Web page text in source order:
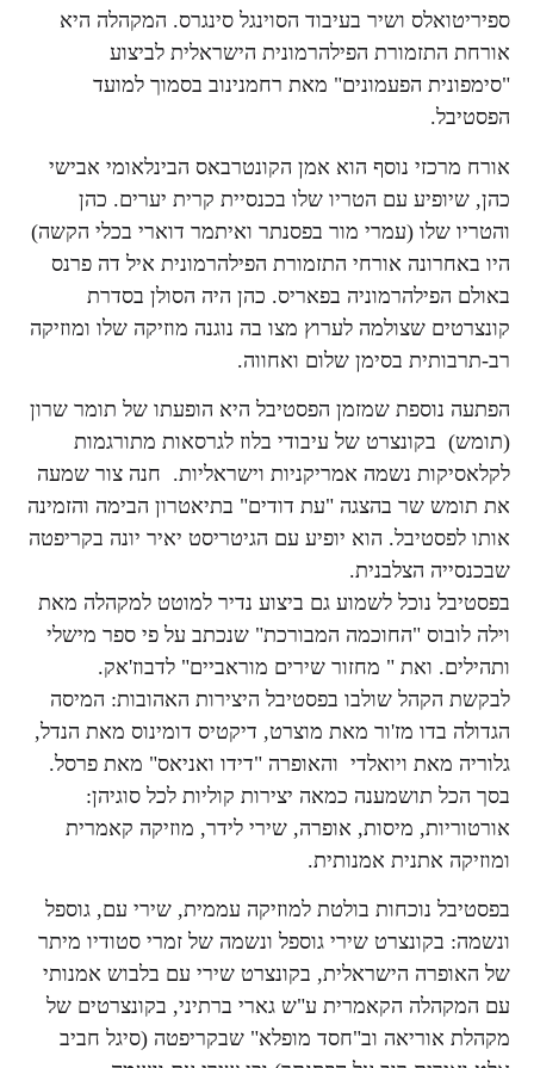
ספיריטואלס ושיר בעיבוד הסוינגל סינגרס. המקהלה היא
אורחת התזמורת הפילהרמונית הישראלית לביצוע
"סימפונית הפעמונים" מאת רחמנינוב בסמוך למועד
הפסטיבל.
אורח מרכזי נוסף הוא אמן הקונטרבאס הבינלאומי אבישי
כהן, שיופיע עם הטריו שלו בכנסיית קרית יערים. כהן
והטריו שלו (עמרי מור בפסנתר ואיתמר דוארי בכלי הקשה)
היו באחרונה אורחי התזמורת הפילהרמונית איל דה פרנס
באולם הפילהרמוניה בפאריס. כהן היה הסולן בסדרת
קונצרטים שצולמה לערוץ מצו בה נוגנה מוזיקה שלו ומוזיקה
רב-תרבותית בסימן שלום ואחווה.
הפתעה נוספת שמזמן הפסטיבל היא הופעתו של תומר שרון
(תומש) בקונצרט שלעיבודי בלוז לגרסאות מתורגמות
לקלאסיקות נשמה אמריקניות וישראליות. חנה צור שמעה
את תומש שר בהצגה "עת דודים" בתיאטרון הבימה והזמינה
אותו לפסטיבל. הוא יופיע עם הגיטריסט יאיר יונה בקריפטה
שבכנסייה הצלבנית.
בפסטיבל נוכל לשמוע גם ביצוע נדיר למוטט למקהלה מאת
וילה לובוס "החוכמה המבורכת" שנכתב על פי ספר מישלי
ותהילים. ואת " מחזור שירים מוראביים" לדבוז'אק.
לבקשת הקהל שולבו בפסטיבל היצירות האהובות: המיסה
הגדולה בדו מז'ור מאת מוצרט, דיקטיס דומינוס מאת הנדל,
גלוריה מאת ויואלדי והאופרה "דידו ואניאס" מאת פרסל.
בסך הכל תושמענה כמאה יצירות קוליות לכל סוגיהן:
אורטוריות, מיסות, אופרה, שירי לידר, מוזיקה קאמרית
ומוזיקה אתנית אמנותית.
בפסטיבל נוכחות בולטת למוזיקה עממית, שירי עם, גוספל
ונשמה: בקונצרט שירי גוספל ונשמה של זמרי סטודיו מיתר
של האופרה הישראלית, בקונצרט שירי עם בלבוש אמנותי
עם המקהלה הקאמרית ע"ש גארי ברתיני, בקונצרטים של
מקהלת אוריאה וב"חסד מופלא" שבקריפטה (סיגל חביב